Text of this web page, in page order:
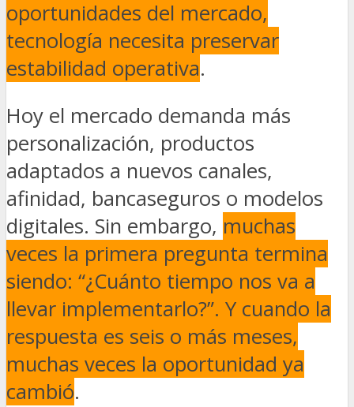
oportunidades del mercado,
tecnología necesita preservar
estabilidad operativa.
Hoy el mercado demanda más
personalización, productos
adaptados a nuevos canales,
afinidad, bancaseguros o modelos
digitales. Sin embargo, muchas
veces la primera pregunta termina
siendo: “¿Cuánto tiempo nos va a
llevar implementarlo?”. Y cuando la
respuesta es seis o más meses,
muchas veces la oportunidad ya
cambió.